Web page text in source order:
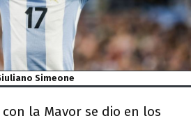
Simeone
la Mayor se dio en los